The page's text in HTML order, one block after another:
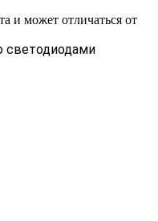
и может отличаться от
светодиодами